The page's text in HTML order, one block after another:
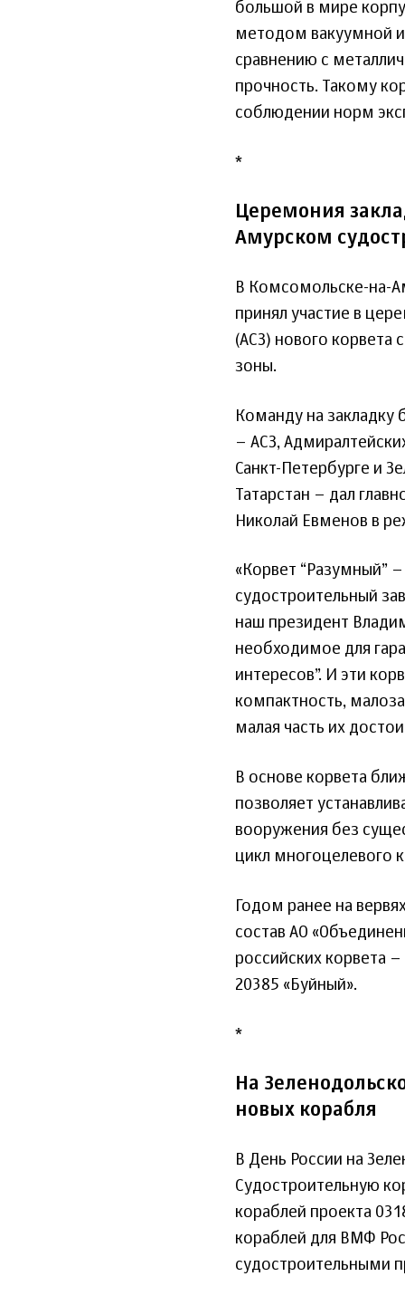
большой в мире
методом вакуумной
сравнению с
прочность. Такому
соблюдении норм
*
Церемония
Амурском
В Комсомольске-на-
принял участие в
(АСЗ) нового
зоны.
Команду на закладку
– АСЗ,
Санкт-Петербурге и
Татарстан – дал
Николай Евменов в
«Корвет “Разумный”
судостроительный
наш президент
необходимое для
интересов”. И эти
компактность,
малая часть их
В основе корвета
позволяет
вооружения без
цикл многоцелевого
Годом ранее на
состав АО
российских корвета
20385 «Буйный».
*
На
новых корабля
В День России на
Судостроительную
кораблей проекта
кораблей для ВМФ
судостроительными